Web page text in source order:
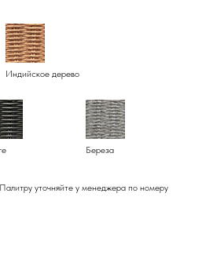
Индийское дерево
Береза
уточняйте у менеджера по номеру